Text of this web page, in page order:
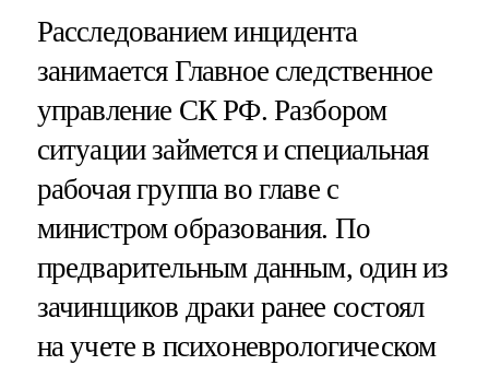
Расследованием инцидента
занимается Главное следственное
управление СК РФ. Разбором
ситуации займется и специальная
рабочая группа во главе с
министром образования. По
предварительным данным, один из
зачинщиков драки ранее состоял
на учете в психоневрологическом